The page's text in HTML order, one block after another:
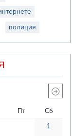
полиция
Пт Сб
1